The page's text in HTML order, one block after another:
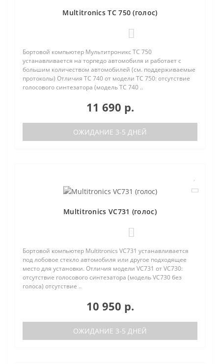
Multitronics TC 750 (голос)
Бортовой компьютер Мультитроникс TC 750
устанавливается на торпедо автомобиля и работает с
большим количеством автомобилей (см. поддерживаемые
протоколы) Отличия TC 740 от модели TC 750: отсутствие
голосового синтезатора (модель TC 740 ..
11 690 р.
ОЖИДАНИЕ 3-5 ДНЕЙ
Multitronics VC731 (голос)
Бортовой компьютер Multitronics VC731 устанавливается
под лобовое стекло автомобиля или другое подходящее
место для установки. Отличия модели VC731 от VC730:
отсутствие голосового синтезатора (модель VC730 без
голоса) отсутствие ..
10 950 р.
ОЖИДАНИЕ 3-5 ДНЕЙ